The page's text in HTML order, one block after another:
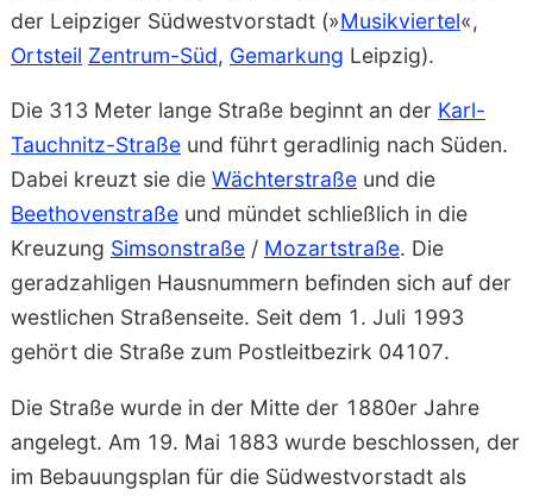
der Leipziger Südwestvorstadt (»Musikviertel«,
Ortsteil Zentrum-Süd, Gemarkung Leipzig).
Die 313 Meter lange Straße beginnt an der Karl-
Tauchnitz-Straßeund führt geradlinig nach Süden.
Dabei kreuzt sie die Wächterstraßeund die
Beethovenstraßeund mündet schließlich in die
Kreuzung Simsonstraße/ Mozartstraße. Die
geradzahligen Hausnummern befinden sich auf der
westlichen Straßenseite. Seit dem 1. Juli 1993
gehört die Straße zum Postleitbezirk 04107.
Die Straße wurde in der Mitte der 1880er Jahre
angelegt. Am 19. Mai 1883 wurde beschlossen, der
im Bebauungsplan für die Südwestvorstadt als